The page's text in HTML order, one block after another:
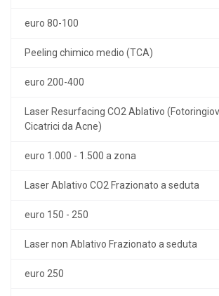
euro 80-100
Peeling chimico medio (TCA)
euro 200-400
Laser Resurfacing CO2 Ablativo
Cicatrici da Acne)
euro 1.000 - 1.500 a zona
Laser Ablativo CO2 Frazionato a seduta
euro 150 - 250
Laser non Ablativo Frazionato a seduta
euro 250